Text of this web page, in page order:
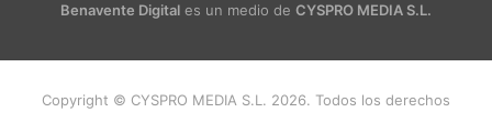
Benavente Digital es un medio de CYSPRO MEDIA S.L.
Copyright © CYSPRO MEDIA S.L. 2026. Todos los derechos